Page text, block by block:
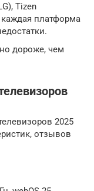
Tizen
каждая платформа
дороже, чем
2025
отзывов